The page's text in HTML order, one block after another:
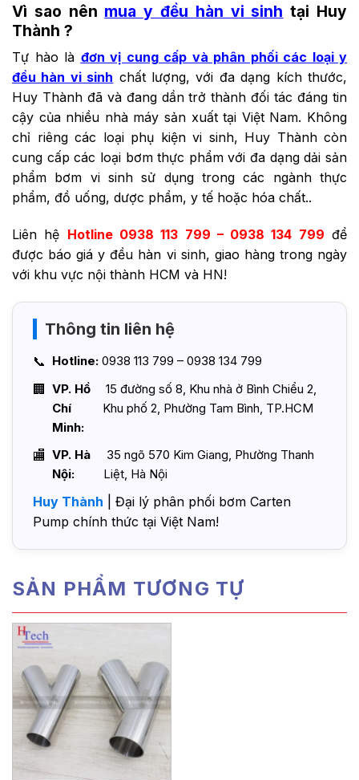
Vì sao nên mua y đều hàn vi sinh tại Huy
Thành ?
Tự hào là đơn vị cung cấp và phân phối các loại y
đều hàn vi sinh chất lượng, với đa dạng kích thước,
Huy Thành đã và đang dần trở thành đối tác đáng tin
cậy của nhiều nhà máy sản xuất tại Việt Nam. Không
chỉ riêng các loại phụ kiện vi sinh, Huy Thành còn
cung cấp các loại bơm thực phẩm với đa dạng dải sản
phẩm bơm vi sinh sử dụng trong các ngành thực
phẩm, đồ uống, dược phẩm, y tế hoặc hóa chất..
Liên hệ Hotline 0938 113 799 – 0938 134 799 để
được báo giá y đều hàn vi sinh, giao hàng trong ngày
với khu vực nội thành HCM và HN!
Thông tin liên hệ
Hotline: 0938 113 799 – 0938 134 799
VP. Hồ
Chí
Minh:
15 đường số 8, Khu nhà ở Bình Chiểu 2,
Khu phố 2, Phường Tam Bình, TP.HCM
VP. Hà
Nội:
35 ngõ 570 Kim Giang, Phường Thanh
Liệt, Hà Nội
Huy Thành | Đại lý phân phối bơm Carten
Pump chính thức tại Việt Nam!
SẢN PHẨM TƯƠNG TỰ